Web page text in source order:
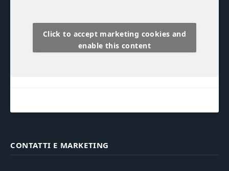
Click to accept marketing cookies and
enable this content
CONTATTI E MARKETING